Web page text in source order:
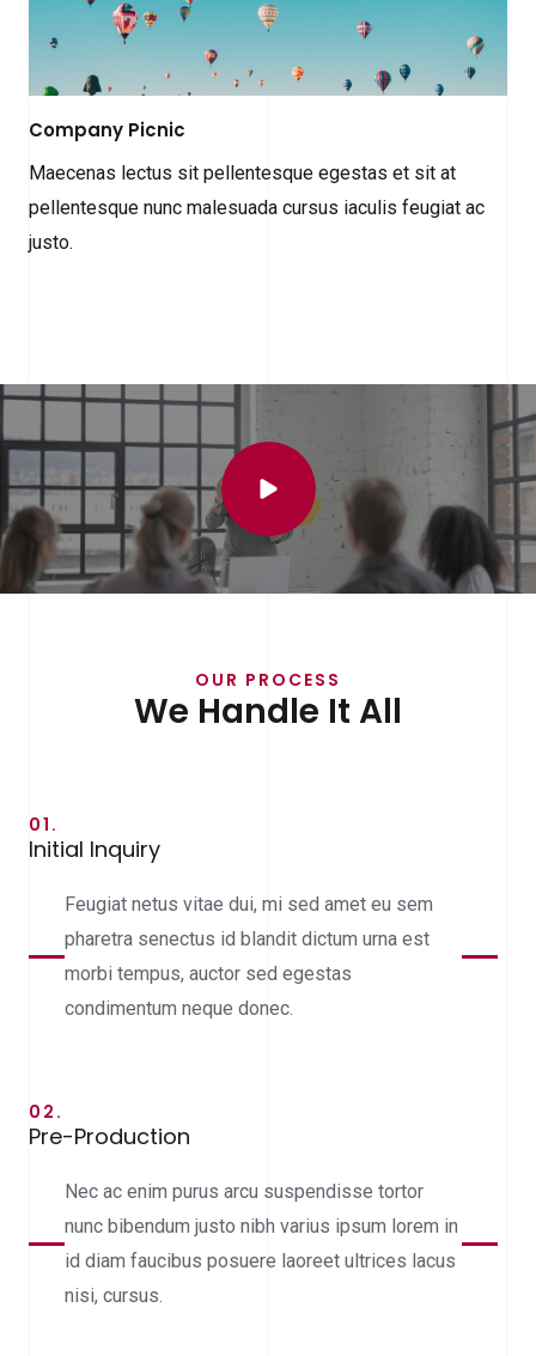
Company Picnic
Maecenas lectus sit pellentesque egestas et sit at
pellentesque nunc malesuada cursus iaculis feugiat ac
justo.
OUR PROCESS
We Handle It All
01.
Initial Inquiry
Feugiat netus vitae dui, mi sed amet eu sem
pharetra senectus id blandit dictum urna est
morbi tempus, auctor sed egestas
condimentum neque donec.
02.
Pre-Production
Nec ac enim purus arcu suspendisse tortor
nunc bibendum justo nibh varius ipsum lorem in
id diam faucibus posuere laoreet ultrices lacus
nisi, cursus.